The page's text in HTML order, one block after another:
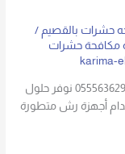
حشرات بالقصيم /
مكافحة حشرات
karima-
شركة مكافحة حشرات بالرياض _ رش الناموس 0555636294 نوفر حلول
أجهزة رش متطورة